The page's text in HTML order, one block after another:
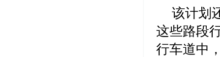
该计划
这些路段
行车道中